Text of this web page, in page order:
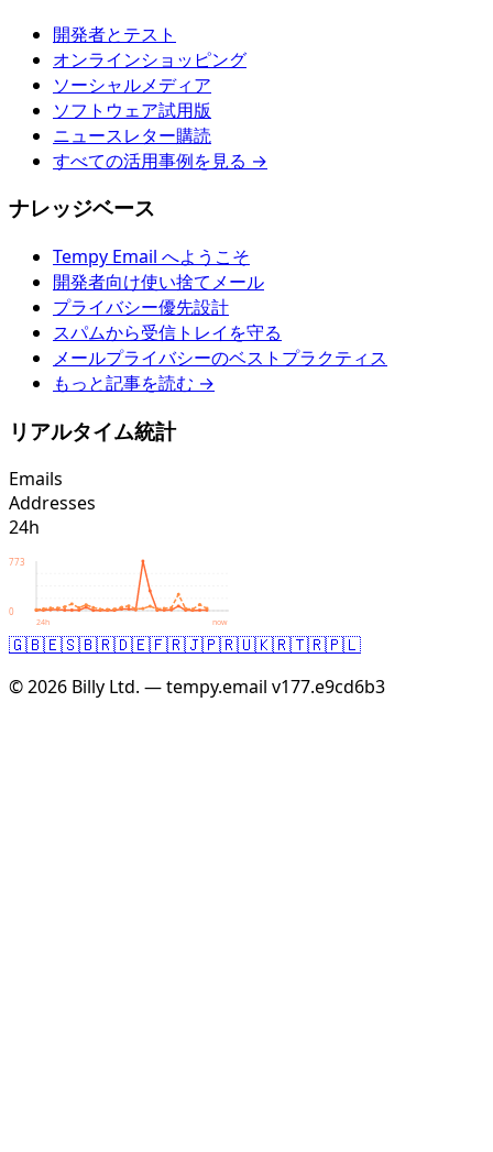
開発者とテスト
オンラインショッピング
ソーシャルメディア
ソフトウェア試用版
ニュースレター購読
すべての活用事例を見る →
ナレッジベース
Tempy Email へようこそ
開発者向け使い捨てメール
プライバシー優先設計
スパムから受信トレイを守る
メールプライバシーのベストプラクティス
もっと記事を読む →
リアルタイム統計
Emails
Addresses
24h
773
0
24h now
🇬🇧🇪🇸🇧🇷🇩🇪🇫🇷🇯🇵🇷🇺🇰🇷🇹🇷🇵🇱
© 2026 Billy Ltd. — tempy.email v177.e9cd6b3